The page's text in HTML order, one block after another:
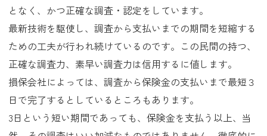
となく、かつ正確な調査・認定をしています。
最新技術を駆使し、調査から支払いまでの期間を短縮する
ための工夫が行われ続けているのです。この民間の持つ、
正確な調査力、素早い調査力は信用するに値します。
損保会社によっては、調査から保険金の支払いまで最短３
日で完了するとしているところもあります。
3日という短い期間であっても、保険金を支払う以上、当